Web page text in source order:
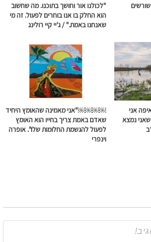
"לכולנו אור וחושך בתוכנו. מה שחשוב
הוא החלק בו אנו בוחרים לפעול. זה מי
שאנחנו באמת." / ג'יי קיי רולינג
אני
נמצא
￼￼￼￼"אני מאמינה שהאומץ היחיד
שאדם באמת צריך בחייו הוא האומץ
לפעול להגשמת החלומות שלו". אופרה
וינפרי